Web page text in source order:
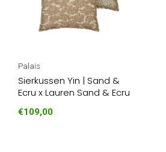
Palais
Sierkussen Yin | Sand &
Ecru x Lauren Sand & Ecru
€109,00